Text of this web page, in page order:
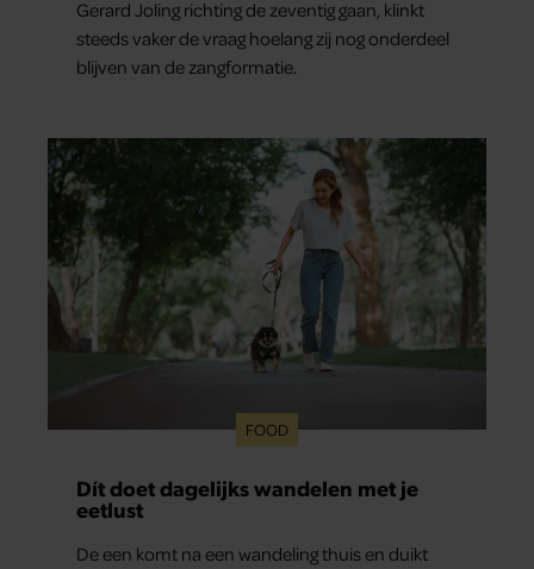
Gerard Joling richting de zeventig gaan, klinkt
steeds vaker de vraag hoelang zij nog onderdeel
blijven van de zangformatie.
FOOD
Dít doet dagelijks wandelen met je
eetlust
De een komt na een wandeling thuis en duikt